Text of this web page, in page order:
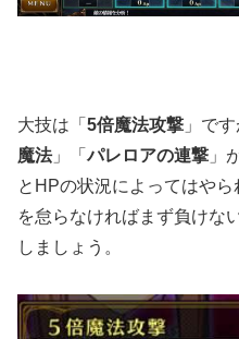
大技は「 5倍魔法攻撃 」で
魔法」「パレロアの連撃 」
とHPの状況によってはや
を怠らなければまず負けな
しましょう。